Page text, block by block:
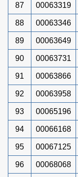
87 00063319
88 00063346
89 00063649
90 00063731
91 00063866
92 00063958
93 00065196
94 00066168
95 00067125
96 00068068